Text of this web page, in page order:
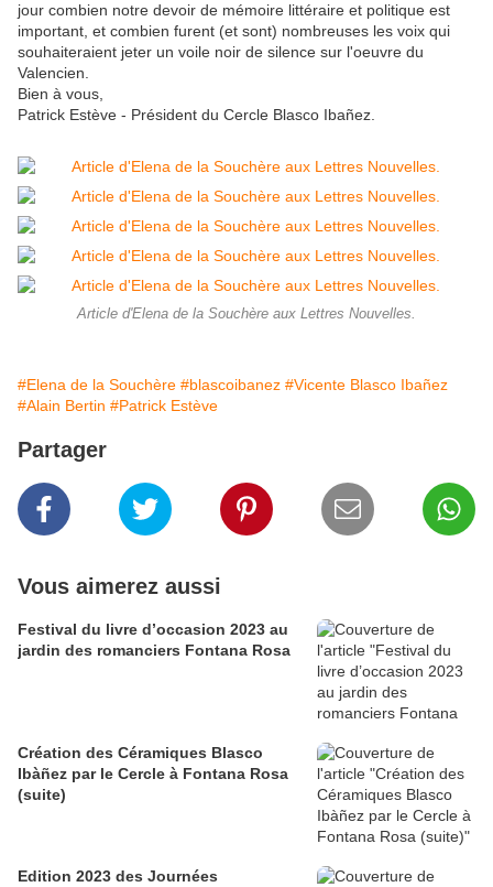
jour combien notre devoir de mémoire littéraire et politique est
important, et combien furent (et sont) nombreuses les voix qui
souhaiteraient jeter un voile noir de silence sur l'oeuvre du
Valencien.
Bien à vous,
Patrick Estève - Président du Cercle Blasco Ibañez.
Article d'Elena de la Souchère aux Lettres Nouvelles.
#Elena de la Souchère #blascoibanez #Vicente Blasco Ibañez
#Alain Bertin #Patrick Estève
Partager
Vous aimerez aussi
Festival du livre d’occasion 2023 au
jardin des romanciers Fontana Rosa
Création des Céramiques Blasco
Ibàñez par le Cercle à Fontana Rosa
(suite)
Edition 2023 des Journées